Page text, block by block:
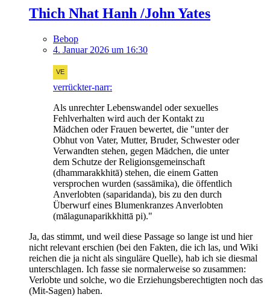
Thich Nhat Hanh /John Yates
Bebop
4. Januar 2026 um 16:30
verrückter-narr:
Als unrechter Lebenswandel oder sexuelles
Fehlverhalten wird auch der Kontakt zu
Mädchen oder Frauen bewertet, die "unter der
Obhut von Vater, Mutter, Bruder, Schwester oder
Verwandten stehen, gegen Mädchen, die unter
dem Schutze der Religionsgemeinschaft
(dhammarakkhitā) stehen, die einem Gatten
versprochen wurden (sassāmika), die öffentlich
Anverlobten (saparidanda), bis zu den durch
Überwurf eines Blumenkranzes Anverlobten
(mālagunaparikkhittā pi)."
Ja, das stimmt, und weil diese Passage so lange ist und hier
nicht relevant erschien (bei den Fakten, die ich las, und Wiki
reichen die ja nicht als singuläre Quelle), hab ich sie diesmal
unterschlagen. Ich fasse sie normalerweise so zusammen:
Verlobte und solche, wo die Erziehungsberechtigten noch das
(Mit-Sagen) haben.